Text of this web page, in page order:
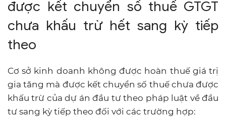
được kết chuyển số thuế GTGT
chưa khấu trừ hết sang kỳ tiếp
theo
Cơ sở kinh doanh không được hoàn thuế giá trị
gia tăng mà được kết chuyển số thuế chưa được
khấu trừ của dự án đầu tư theo pháp luật về đầu
tư sang kỳ tiếp theo đối với các trường hợp: